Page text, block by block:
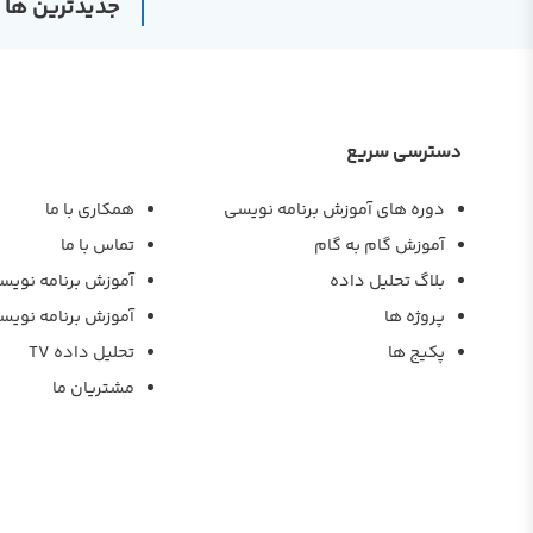
جدیدترین ها
دسترسی سریع
دوره های آموزش برنامه نویسی
آموزش گام به گام
بلاگ تحلیل داده
پروژه ها
پکیج ها
همکاری با ما
تماس با ما
آموزش برنامه
آموزش برنامه
تحلیل داده TV
مشتریان ما